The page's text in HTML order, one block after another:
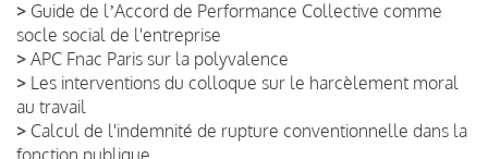
> Guide de lʼAccord de Performance Collective comme
socle social de l'entreprise
> APC Fnac Paris sur la polyvalence
> Les interventions du colloque sur le harcèlement moral
au travail
> Calcul de l'indemnité de rupture conventionnelle dans la
fonction publique